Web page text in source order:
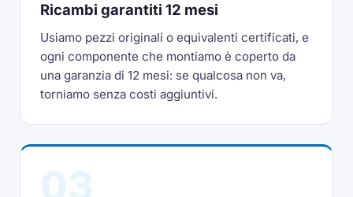
Ricambi garantiti 12 mesi
Usiamo pezzi originali o equivalenti certificati, e
ogni componente che montiamo è coperto da
una garanzia di 12 mesi: se qualcosa non va,
torniamo senza costi aggiuntivi.